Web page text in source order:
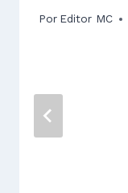
Por Editor MC